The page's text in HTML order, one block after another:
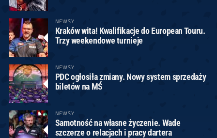
NEWSY
Kraków wita! Kwalifikacje do European Touru.
Trzy weekendowe turnieje
NEWSY
PDC ogłosiła zmiany. Nowy system sprzedaży
biletów na MŚ
NEWSY
Samotność na własne życzenie. Wade
szczerze o relacjach i pracy dartera